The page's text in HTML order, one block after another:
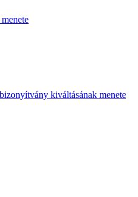
kiváltásának menete